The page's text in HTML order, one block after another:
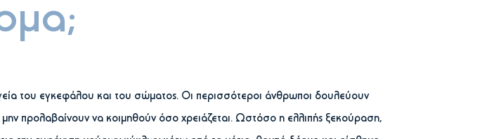
του εγκεφάλου και του σώματος. Οι περισσότεροι άνθρωποι δουλεύουν
προλαβαίνουν να κοιμηθούν όσο χρειάζεται. Ωστόσο η ελλιπής ξεκούραση,